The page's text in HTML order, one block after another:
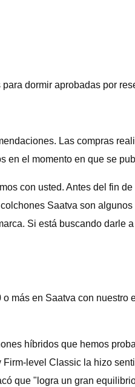
dormir aprobadas por
Las compras
en el momento en que se
con usted. Antes del fin
Saatva son
Si está buscando
más en Saatva con
híbridos que hemos
level Classic la hizo
que "logra un gran